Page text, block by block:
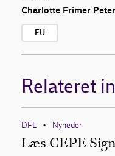
Charlotte Frimer
EU
Relateret
DFL • Nyheder
Læs CEPE